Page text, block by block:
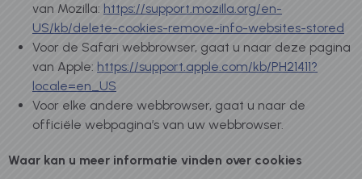
van Mozilla: https://support.mozilla.org/en-
US/kb/delete-cookies-remove-info-websites-stored
Voor de Safari webbrowser, gaat u naar deze pagina
van Apple: https://support.apple.com/kb/PH21411?
locale=en_US
Voor elke andere webbrowser, gaat u naar de
officiële webpagina’s van uw webbrowser.
Waar kan u meer informatie vinden over cookies